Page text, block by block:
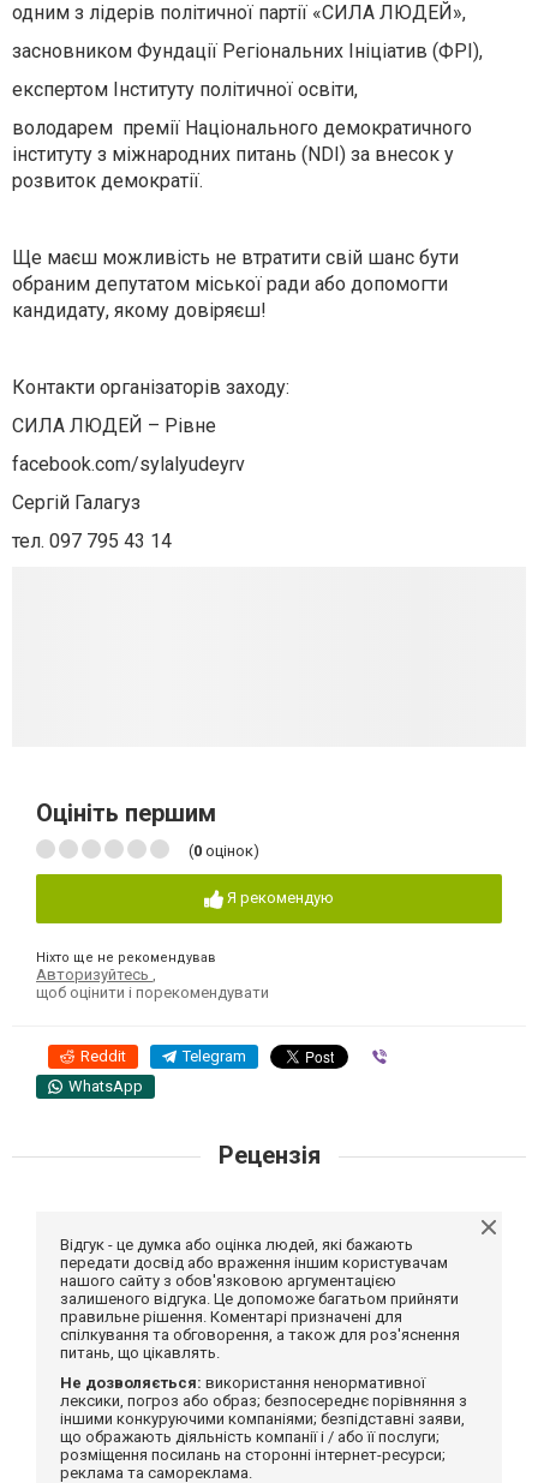
одним з лідерів політичної партії «СИЛА ЛЮДЕЙ»,
засновником Фундації Регіональних Ініціатив (ФРІ),
експертом Інституту політичної освіти,
володарем премії Національного демократичного
інституту з міжнародних питань (NDI) за внесок у
розвиток демократії.
Ще маєш можливість не втратити свій шанс бути
обраним депутатом міської ради або допомогти
кандидату, якому довіряєш!
Контакти організаторів заходу:
СИЛА ЛЮДЕЙ – Рівне
facebook.com/sylalyudeyrv
Сергій Галагуз
тел. 097 795 43 14
Оцініть першим
(0 оцінок)
Я рекомендую
Ніхто ще не рекомендував
Авторизуйтесь
щоб оцінити і порекомендувати
Reddit Telegram
WhatsApp
Рецензія
Відгук - це думка або оцінка людей, які бажають
передати досвід або враження іншим користувачам
нашого сайту з обов'язковою аргументацією
залишеного відгука. Це допоможе багатьом прийняти
правильне рішення. Коментарі призначені для
спілкування та обговорення, а також для роз'яснення
питань, що цікавлять.
Не дозволяється: використання ненормативної
лексики, погроз або образ; безпосереднє порівняння з
іншими конкуруючими компаніями; безпідставні заяви,
що ображають діяльність компанії і / або її послуги;
розміщення посилань на сторонні інтернет-ресурси;
реклама та самореклама.